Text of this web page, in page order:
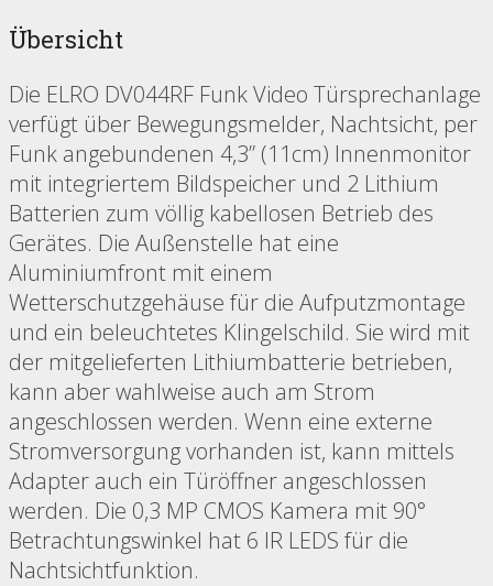
Übersicht
Die ELRO DV044RF Funk Video Türsprechanlage
verfügt über Bewegungsmelder, Nachtsicht, per
Funk angebundenen 4,3” (11cm) Innenmonitor
mit integriertem Bildspeicher und 2 Lithium
Batterien zum völlig kabellosen Betrieb des
Gerätes. Die Außenstelle hat eine
Aluminiumfront mit einem
Wetterschutzgehäuse für die Aufputzmontage
und ein beleuchtetes Klingelschild. Sie wird mit
der mitgelieferten Lithiumbatterie betrieben,
kann aber wahlweise auch am Strom
angeschlossen werden. Wenn eine externe
Stromversorgung vorhanden ist, kann mittels
Adapter auch ein Türöffner angeschlossen
werden. Die 0,3 MP CMOS Kamera mit 90°
Betrachtungswinkel hat 6 IR LEDS für die
Nachtsichtfunktion.